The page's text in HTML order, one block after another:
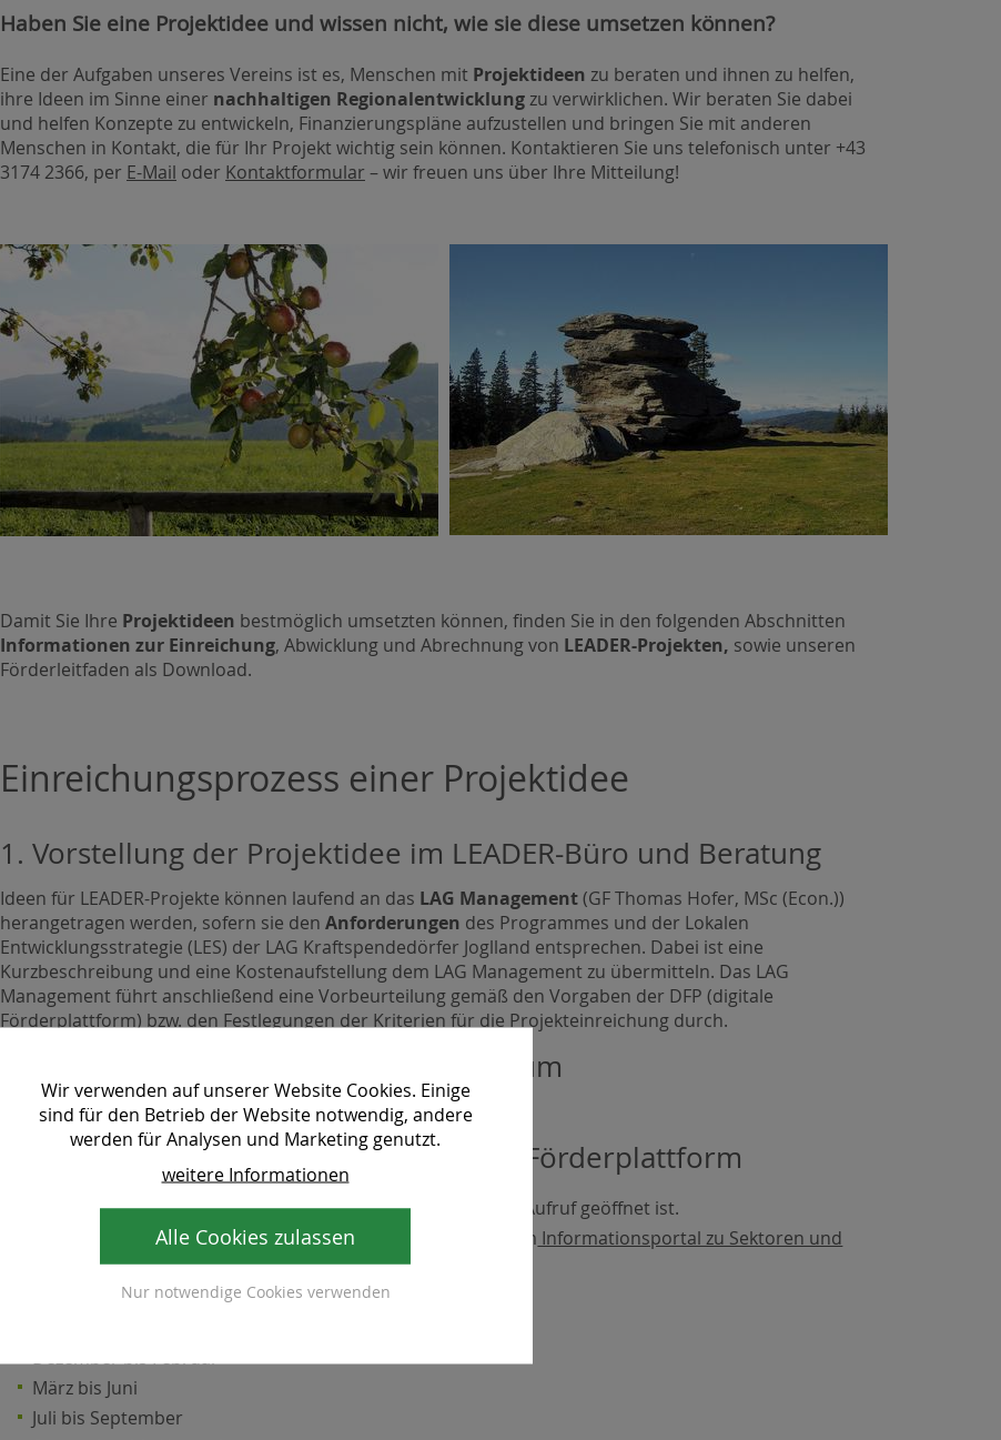
Haben Sie eine Projektidee und wissen nicht, wie sie diese umsetzen können?
Eine der Aufgaben unseres Vereins ist es, Menschen mit Projektideen zu beraten und ihnen zu helfen,
ihre Ideen im Sinne einer nachhaltigen Regionalentwicklungzu verwirklichen. Wir beraten Sie dabei
und helfen Konzepte zu entwickeln, Finanzierungspläne aufzustellen und bringen Sie mit anderen
Menschen in Kontakt, die für Ihr Projekt wichtig sein können. Kontaktieren Sie uns telefonisch unter +43
3174 2366, per E-Mail oder Kontaktformular – wir freuen uns über Ihre Mitteilung!
Damit Sie Ihre Projektideen bestmöglich umsetzten können, finden Sie in den folgenden Abschnitten
Informationen zur Einreichung, Abwicklung und Abrechnung von LEADER-Projekten, sowie unseren
Förderleitfaden als Download.
Einreichungsprozess einer Projektidee
1. Vorstellung der Projektidee im LEADER-Büro und Beratung
Ideen für LEADER-Projekte können laufend an das LAG Management(GF Thomas Hofer, MSc (Econ.))
herangetragen werden, sofern sie den Anforderungen des Programmes und der Lokalen
Entwicklungsstrategie (LES) der LAG Kraftspendedörfer Joglland entsprechen. Dabei ist eine
Kurzbeschreibung und eine Kostenaufstellung dem LAG Management zu übermitteln. Das LAG
Management führt anschließend eine Vorbeurteilung gemäß den Vorgaben der DFP (digitale
Förderplattform) bzw. den Festlegungen der Kriterien für die Projekteinreichung durch.
2. Vorstellung im Projektauswahlgremium
Das Projekt wird im Projektauswahlgremium vorgestellt.
3. Projekteinreichung über die digitale Förderplattform
Projekte müssen über dieDFPeingereicht werden, wenn ein Aufruf geöffnet ist.
Alle Aufrufe werden auf der Homepage der LAG sowie auf dem Informationsportal zu Sektoren und
Projektmaßnahmen der AMAveröffentlicht.
Bei der Projekteinreichung unterstützt das LAG-Managment.
Dezember bis Februar
März bis Juni
Juli bis September
Wir verwenden auf unserer Website Cookies. Einige
sind für den Betrieb der Website notwendig, andere
werden für Analysen und Marketing genutzt.
weitere Informationen
Alle Cookies zulassen
Nur notwendige Cookies verwenden